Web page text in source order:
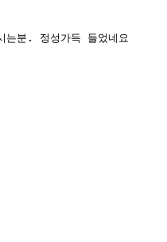
는분. 정성가득 들었네요